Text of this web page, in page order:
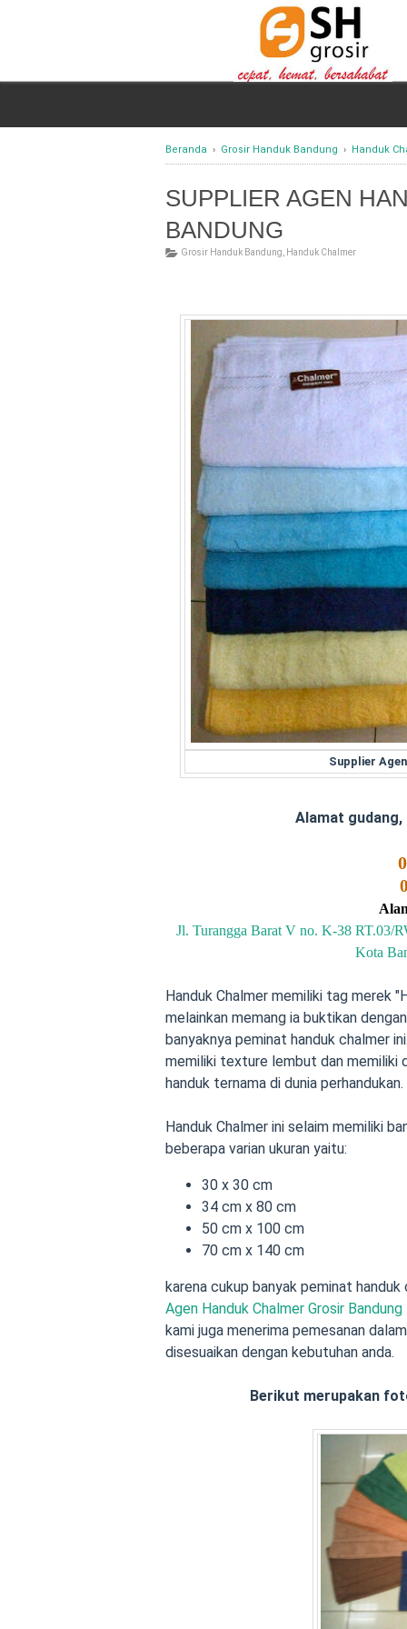
Beranda › Grosir Handuk Bandung › Handuk
SUPPLIER AGEN
BANDUNG
Grosir Handuk Bandung Handuk Chalmer
Supplier
Alamat
Jl. Turangga Barat V no. K-38 RT.03/
Kota
Handuk Chalmer memiliki tag merek
melainkan memang ia buktikan
banyaknya peminat handuk chalmer
memiliki texture lembut dan memiliki
handuk ternama di dunia perhandukan.
Handuk Chalmer ini selaim memiliki
beberapa varian ukuran yaitu:
30 x 30 cm
34 cm x 80 cm
50 cm x 100 cm
70 cm x 140 cm
karena cukup banyak peminat
Agen Handuk Chalmer Grosir Bandung
kami juga menerima pemesanan
disesuaikan dengan kebutuhan anda.
Berikut merupakan